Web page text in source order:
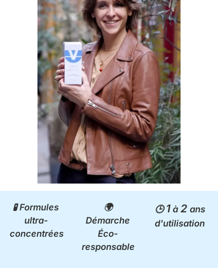
🧪 Formules
ultra-
concentrées
🌍
Démarche
Éco-
responsable
🕒1à 2 ans
d'utilisation